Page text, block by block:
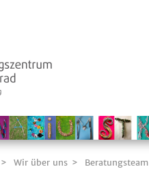
Wir über uns Beratungsteam